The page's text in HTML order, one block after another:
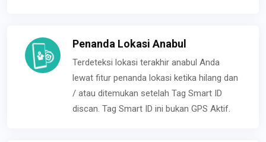
Penanda Lokasi Anabul
Terdeteksi lokasi terakhir anabul Anda
lewat fitur penanda lokasi ketika hilang dan
/ atau ditemukan setelah Tag Smart ID
discan. Tag Smart ID ini bukan GPS Aktif.